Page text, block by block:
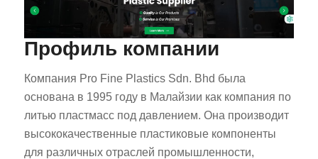
Профиль компании
Компания Pro Fine Plastics Sdn. Bhd была
основана в 1995 году в Малайзии как компания по
литью пластмасс под давлением. Она производит
высококачественные пластиковые компоненты
для различных отраслей промышленности,